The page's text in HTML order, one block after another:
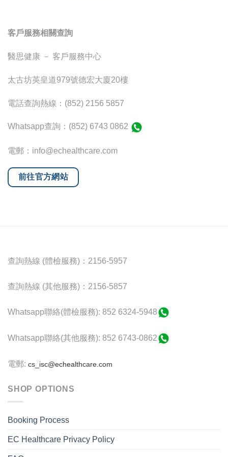
客戶服務相關查詢
醫思健康 － 客戶服務中心
太古坊英皇道979號德宏大廈20樓
電話查詢熱線：(852) 2156 5857
Whatsapp查詢：(852) 6743 0862
電郵：info@echealthcare.com
前往官方網站
查詢熱線 (體檢服務)：2156-5957
查詢熱線 (其他服務)：2156-5857
Whatsapp聯絡(體檢服務): 852 6324-5948
Whatsapp聯絡(其他服務): 852 6743-0862
電郵: cs_isc@echealthcare.com
SHOP OPTIONS
Booking Process
EC Healthcare Privacy Policy